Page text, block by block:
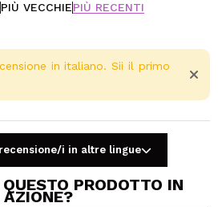
PIÙ VECCHIEPIÙ RECENTI
in italiano. Sii il primo
i in altre lingue
PRODOTTO IN
AZIONE?